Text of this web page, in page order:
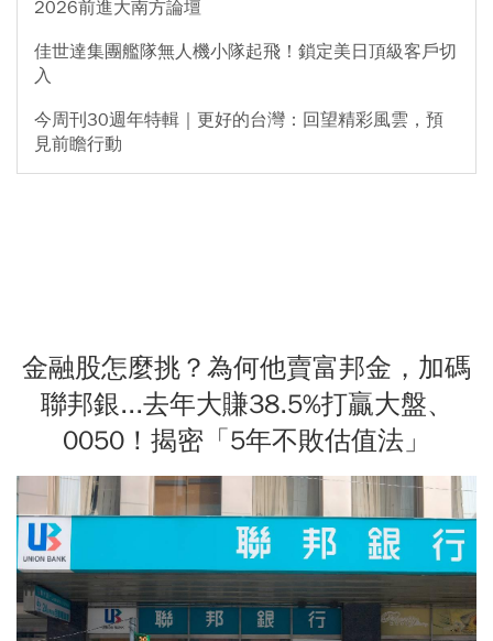
2026前進大南方論壇
佳世達集團艦隊無人機小隊起飛！鎖定美日頂級客戶切
入
今周刊30週年特輯｜更好的台灣：回望精彩風雲，預
見前瞻行動
金融股怎麼挑？為何他賣富邦金，加碼
聯邦銀...去年大賺38.5%打贏大盤、
0050！揭密「5年不敗估值法」